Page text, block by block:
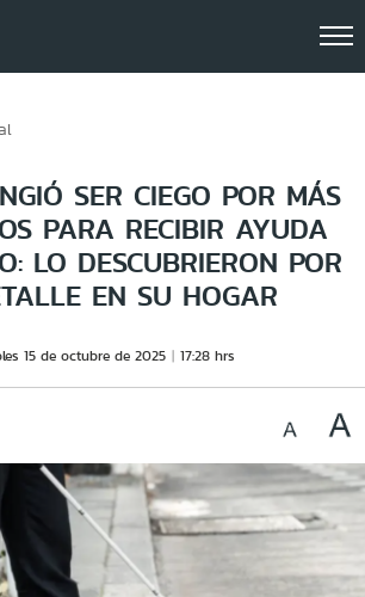
SER CIEGO POR MÁS
PARA RECIBIR AYUDA
LO DESCUBRIERON POR
EN SU HOGAR
15 de octubre de 2025 17:28 hrs